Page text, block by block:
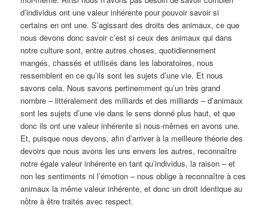
d’individus ont une valeur inhérente pour pouvoir savoir si
certains en ont une. S’agissant des droits des animaux, ce que
nous devons donc savoir c’est si ceux des animaux qui dans
notre culture sont, entre autres choses, quotidiennement
mangés, chassés et utilisés dans les laboratoires, nous
ressemblent en ce qu’ils sont les sujets d’une vie. Et nous
savons cela. Nous savons pertinemment qu’un très grand
nombre – littéralement des milliards et des milliards – d’animaux
sont les sujets d’une vie dans le sens donné plus haut, et que
donc ils ont une valeur inhérente si nous-mêmes en avons une.
Et, puisque nous devons, afin d’arriver à la meilleure théorie des
devoirs que nous avons les uns envers les autres, reconnaître
notre égale valeur inhérente en tant qu’individus, la raison – et
non les sentiments ni l’émotion – nous oblige à reconnaître à ces
animaux la même valeur inhérente, et donc un droit identique au
nôtre à être traités avec respect.